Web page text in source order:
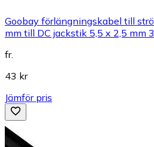
Goobay förlängningskabel till
mm till DC jackstik 5,5 x 2,5 mm
fr.
43 kr
Jämför pris